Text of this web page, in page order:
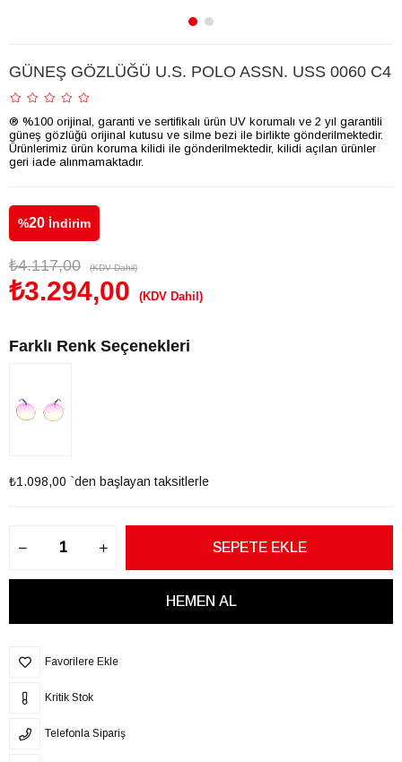
GÜNEŞ GÖZLÜĞÜ U.S. POLO ASSN. USS 0060 C4
® %100 orijinal, garanti ve sertifikalı ürün UV korumalı ve 2 yıl garantili
güneş gözlüğü orijinal kutusu ve silme bezi ile birlikte gönderilmektedir.
Ürünlerimiz ürün koruma kilidi ile gönderilmektedir, kilidi açılan ürünler
geri iade alınmamaktadır.
%20 İndirim
₺4.117,00 (KDV Dahil)
₺3.294,00 (KDV Dahil)
Farklı Renk Seçenekleri
₺1.098,00 `den başlayan taksitlerle
Favorilere Ekle
Kritik Stok
Telefonla Sipariş